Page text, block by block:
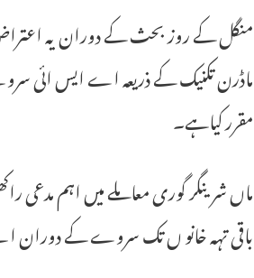
منگل کے روز بحث کے دوران یہ اعتراض
مقرر کیاہے۔
ماں شرینگر گوری معاملے میں اہم
باقی تہہ خانو ں تک سروے کے دوران